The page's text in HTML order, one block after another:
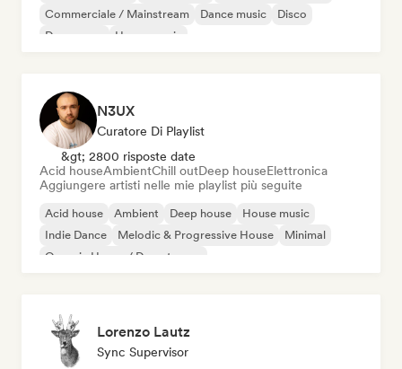
Commerciale / Mainstream
Dance music
Disco
Dream pop
House music
N3UX
Curatore Di Playlist
&gt; 2800 risposte date
Acid houseAmbientChill outDeep houseElettronica
Aggiungere artisti nelle mie playlist più seguite
Acid house Ambient Deep house
House music
Indie Dance
Melodic & Progressive House
Minimal
Organic House / Downtempo
Lorenzo Lautz
Sync Supervisor